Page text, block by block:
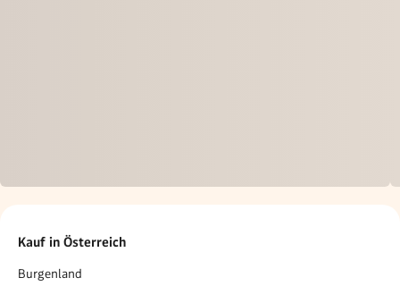
Kauf in Österreich
Burgenland